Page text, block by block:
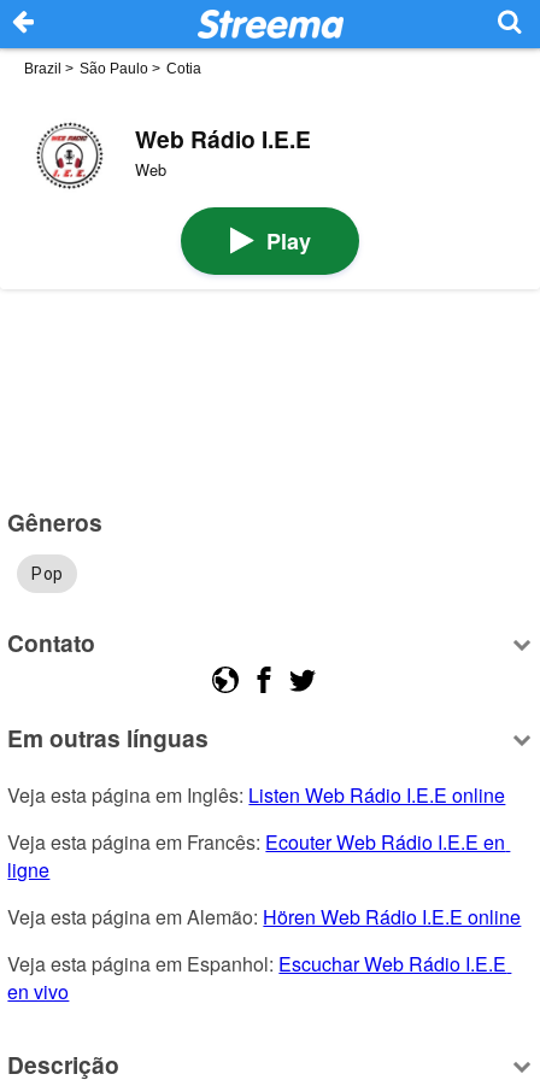
Brazil > São Paulo > Cotia
Web Rádio I.E.E
Web
Play
Gêneros
Pop
Contato
Em outras línguas
Veja esta página em Inglês: Listen Web Rádio I.E.E online
Veja esta página em Francês: Ecouter Web Rádio I.E.E en
ligne
Veja esta página em Alemão: Hören Web Rádio I.E.E online
Veja esta página em Espanhol: Escuchar Web Rádio I.E.E
en vivo
Descrição